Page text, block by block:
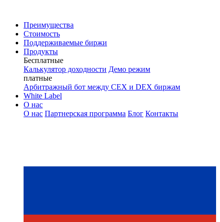
Преимущества
Стоимость
Поддерживаемые биржи
Продукты
Бесплатные
Калькулятор доходности Демо режим
платные
Арбитражный бот между CEX и DEX биржам
White Label
О нас
О нас Партнерская программа Блог Контакты